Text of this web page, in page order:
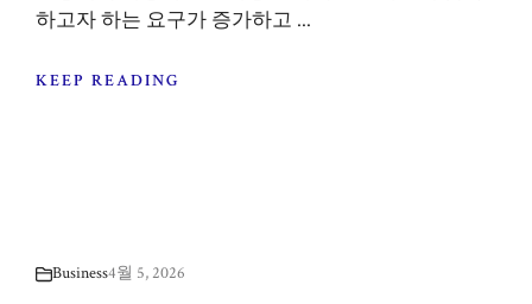
하고자 하는 요구가 증가하고 ...
KEEP READING
Business4월 5, 2026